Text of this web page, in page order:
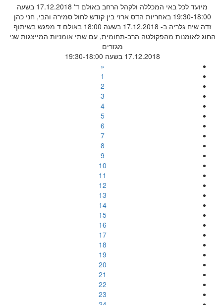
מיועד לכל באי המכללה ולקהל הרחב באולם ד' 17.12.2018 בשעה
19:30-18:00 באחריות הדס ארזי בין קודש לחול סמירה והבי, חני כהן
זדה שיח גלריה ב- 17.12.2018 בשעה 18:00 באולם ד מפגש בשיתוף
החוג לאומנות מהפקולטה הרב-תחומית, עם שתי אומניות המייצגות שני
מגזרים
17.12.2018 בשעה 19:30-18:00
«
1
2
3
4
5
6
7
8
9
10
11
12
13
14
15
16
17
18
19
20
21
22
23